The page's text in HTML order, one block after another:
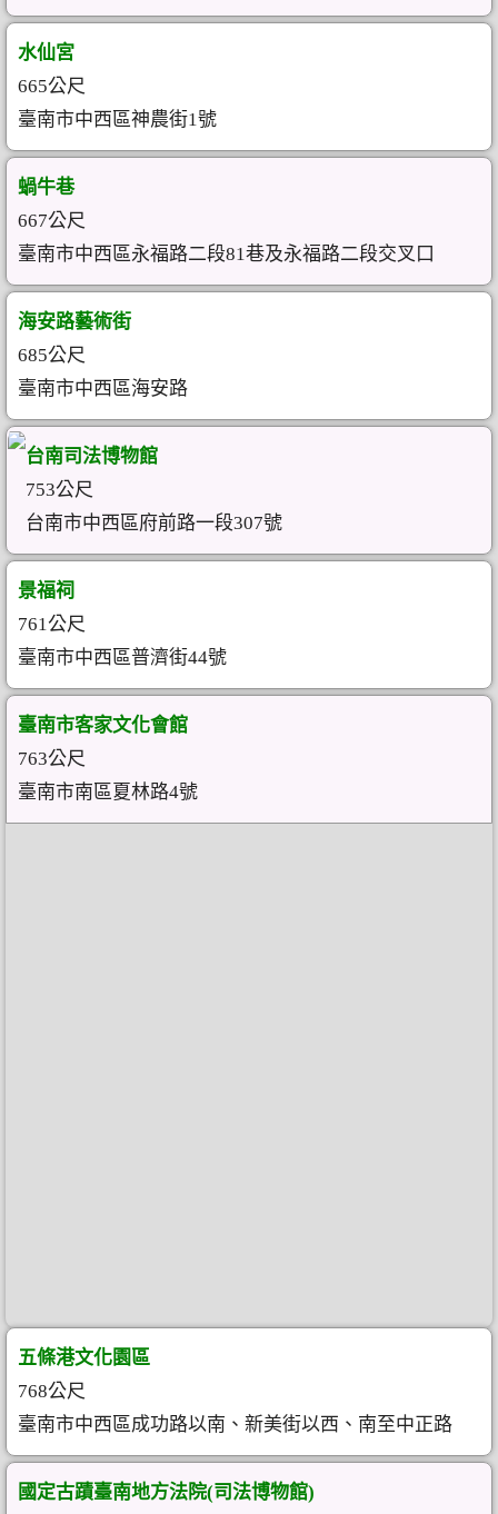
水仙宮
665公尺
臺南市中西區神農街1號
蝸牛巷
667公尺
臺南市中西區永福路二段81巷及永福路二段交叉口
海安路藝術街
685公尺
臺南市中西區海安路
台南司法博物館
753公尺
台南市中西區府前路一段307號
景福祠
761公尺
臺南市中西區普濟街44號
臺南市客家文化會館
763公尺
臺南市南區夏林路4號
五條港文化園區
768公尺
臺南市中西區成功路以南、新美街以西、南至中正路
國定古蹟臺南地方法院(司法博物館)